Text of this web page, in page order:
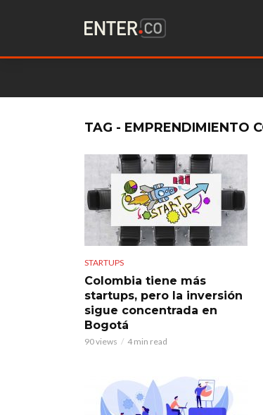
TAG - EMPRENDIMIENTO
STARTUPS
Colombia tiene más
startups, pero la inversión
sigue concentrada en
Bogotá
90 views 4 min read